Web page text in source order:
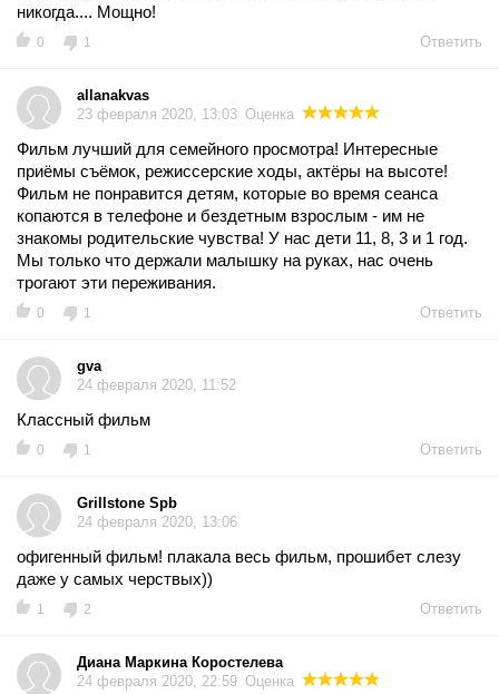
никогда.... Мощно!
0 1 Ответить
allanakvas
23 февраля 2020, 13:03 Оценка
Фильм лучший для семейного просмотра! Интересные
приёмы съёмок, режиссерские ходы, актёры на высоте!
Фильм не понравится детям, которые во время сеанса
копаются в телефоне и бездетным взрослым - им не
знакомы родительские чувства! У нас дети 11, 8, 3 и 1 год.
Мы только что держали малышку на руках, нас очень
трогают эти переживания.
0 1 Ответить
gva
24 февраля 2020, 11:52
Классный фильм
0 1 Ответить
Grillstone Spb
24 февраля 2020, 13:06
офигенный фильм! плакала весь фильм, прошибет слезу
даже у самых черствых))
1 2 Ответить
Диана Маркина Коростелева
24 февраля 2020, 22:59 Оценка